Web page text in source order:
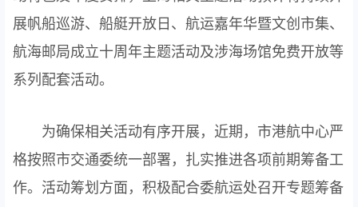
展帆船巡游、船艇开放日、航运嘉年华暨文创市集、
航海邮局成立十周年主题活动及涉海场馆免费开放等
系列配套活动。
为确保相关活动有序开展，近期，市港航中心严
格按照市交通委统一部署，扎实推进各项前期筹备工
作。活动筹划方面，积极配合委航运处召开专题筹备